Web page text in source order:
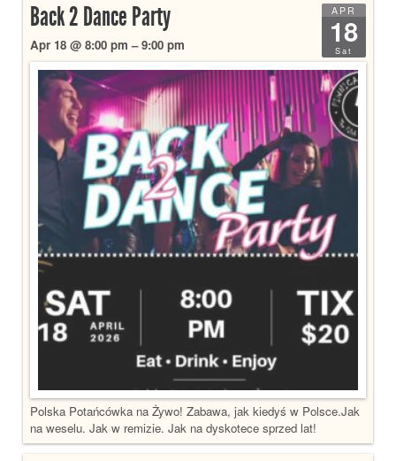
APR
18
Sat
Back 2 Dance Party
Apr 18 @ 8:00 pm – 9:00 pm
Polska Potańcówka na Żywo! Zabawa, jak kiedyś w Polsce.Jak
na weselu. Jak w remizie. Jak na dyskotece sprzed lat!